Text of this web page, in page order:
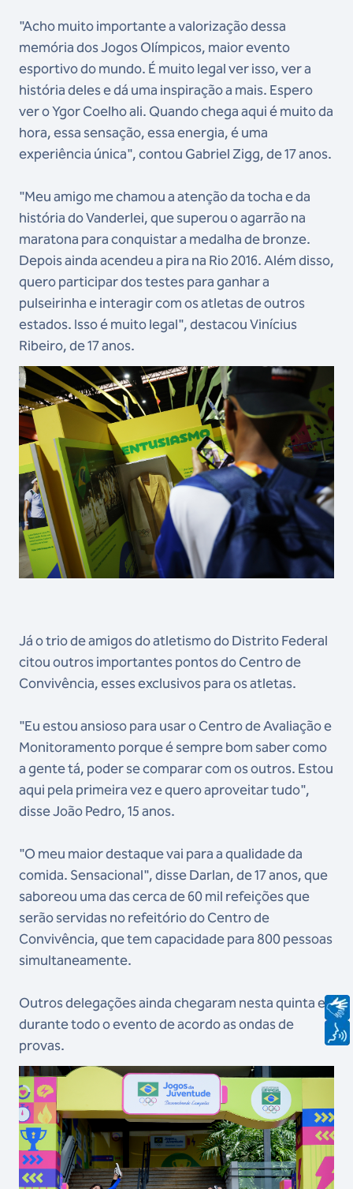
"Acho muito importante a valorização dessa
memória dos Jogos Olímpicos, maior evento
esportivo do mundo. É muito legal ver isso, ver a
história deles e dá uma inspiração a mais. Espero
ver o Ygor Coelho ali. Quando chega aqui é muito da
hora, essa sensação, essa energia, é uma
experiência única", contou Gabriel Zigg, de 17 anos.
"Meu amigo me chamou a atenção da tocha e da
história do Vanderlei, que superou o agarrão na
maratona para conquistar a medalha de bronze.
Depois ainda acendeu a pira na Rio 2016. Além disso,
quero participar dos testes para ganhar a
pulseirinha e interagir com os atletas de outros
estados. Isso é muito legal", destacou Vinícius
Ribeiro, de 17 anos.
Já o trio de amigos do atletismo do Distrito Federal
citou outros importantes pontos do Centro de
Convivência, esses exclusivos para os atletas.
"Eu estou ansioso para usar o Centro de Avaliação e
Monitoramento porque é sempre bom saber como
a gente tá, poder se comparar com os outros. Estou
aqui pela primeira vez e quero aproveitar tudo",
disse João Pedro, 15 anos.
"O meu maior destaque vai para a qualidade da
comida. Sensacional", disse Darlan, de 17 anos, que
saboreou uma das cerca de 60 mil refeições que
serão servidas no refeitório do Centro de
Convivência, que tem capacidade para 800 pessoas
simultaneamente.
Outros delegações ainda chegaram nesta quinta e
durante todo o evento de acordo as ondas de
provas.